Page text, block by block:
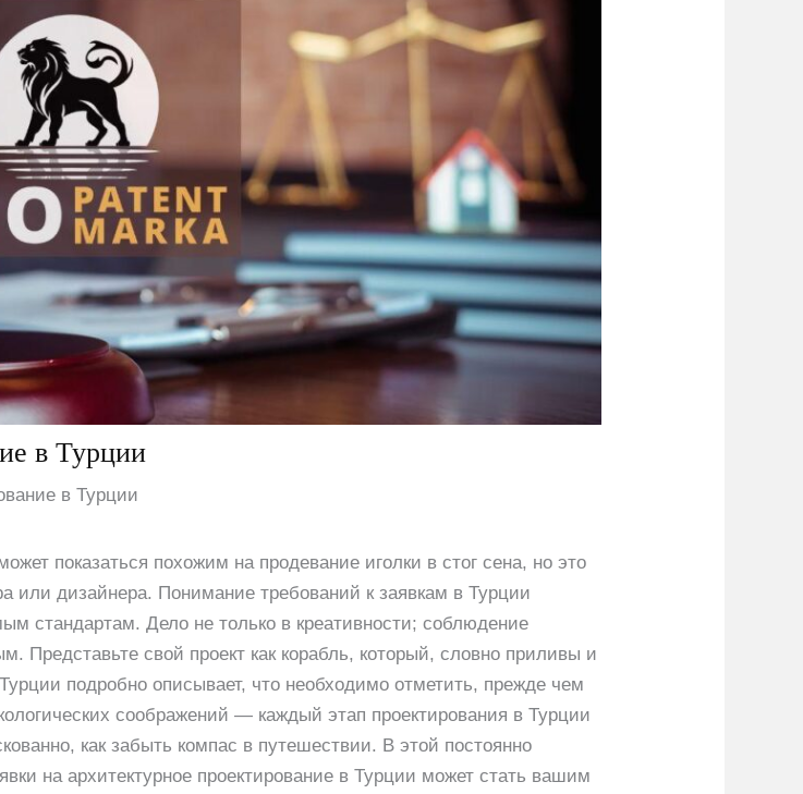
в Турции
в Турции
показаться похожим на продевание иголки в стог сена, но это
или дизайнера. Понимание требований к заявкам в Турции
стандартам. Дело не только в креативности; соблюдение
Представьте свой проект как корабль, который, словно приливы и
подробно описывает, что необходимо отметить, прежде чем
соображений — каждый этап проектирования в Турции
как забыть компас в путешествии. В этой постоянно
на архитектурное проектирование в Турции может стать вашим